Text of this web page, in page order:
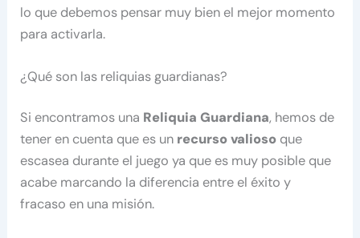
lo que debemos pensar muy bien el mejor momento
para activarla.
¿Qué son las reliquias guardianas?
Si encontramos una Reliquia Guardiana, hemos de
tener en cuenta que es un recurso valioso que
escasea durante el juego ya que es muy posible que
acabe marcando la diferencia entre el éxito y
fracaso en una misión.